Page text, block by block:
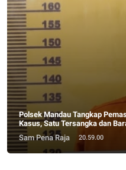
Polsek Mandau Tangkap
Kasus, Satu Tersangka dan
Sam Pena Raja
20.59.00